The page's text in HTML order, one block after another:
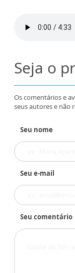
Seja o
Os comentários e
seus autores e não
Seu nome
Seu e-mail
Seu comentário